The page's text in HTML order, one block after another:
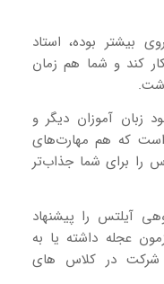
بوده، استاد
کند و شما هم زمان
آموزان دیگر و
که هم مهارت‌های
را برای شما جذاب‌تر
آیلتس را پیشنهاد
عجله داشته یا به
شرکت در کلاس های